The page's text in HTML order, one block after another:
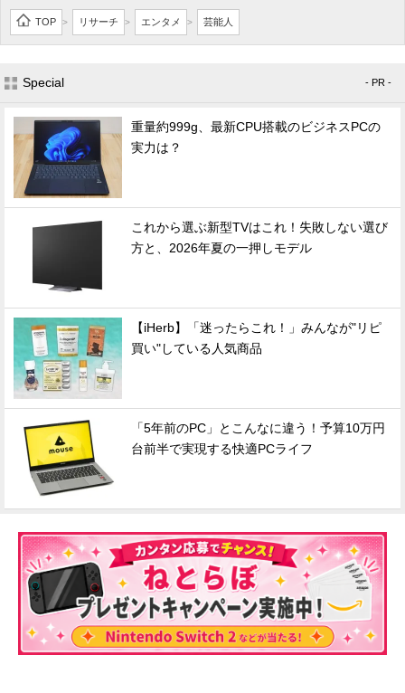
TOP > リサーチ > エンタメ > 芸能人
Special - PR -
重量約999g、最新CPU搭載のビジネスPCの
実力は？
これから選ぶ新型TVはこれ！失敗しない選び
方と、2026年夏の一押しモデル
【iHerb】「迷ったらこれ！」みんなが"リピ
買い"している人気商品
「5年前のPC」とこんなに違う！予算10万円
台前半で実現する快適PCライフ